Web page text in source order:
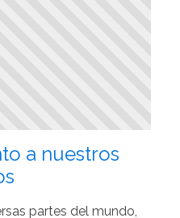
a nuestros
partes del mundo,